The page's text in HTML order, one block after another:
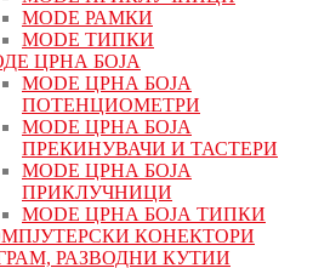
MODE РАМКИ
MODE ТИПКИ
ЦРНА БОЈА
MODE ЦРНА БОЈА
ПОТЕНЦИОМЕТРИ
MODE ЦРНА БОЈА
ПРЕКИНУВАЧИ И ТАСТЕРИ
MODE ЦРНА БОЈА
ПРИКЛУЧНИЦИ
MODE ЦРНА БОЈА ТИПКИ
КОНЕКТОРИ
РАЗВОДНИ КУТИИ